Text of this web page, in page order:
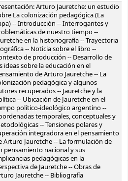
Arturo Jauretche: un estudio
La colonización pedagógica (La
-- Introducción -- Interrogantes y
de nuestro tiempo --
en la historiografía -- Trayectoria
-- Noticia sobre el libro --
de producción -- Desarrollo de
ideas sobre la educación en el
de Arturo Jauretche -- La
pedagógica y algunos
recuperados -- Jauretche y la
-- Ubicación de Jauretche en el
político-ideológico argentino --
temporales, conceptuales y
-- Tensiones polares y
integradora en el pensamiento
Arturo Jauretche -- La formulación de
pensamiento nacional y sus
pedagógicas en la
de Jauretche -- Obras de
Jauretche -- Bibliografía